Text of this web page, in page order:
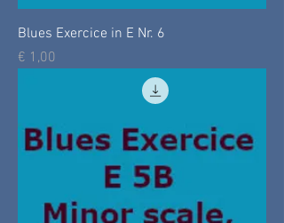
Blues Exercice in E Nr. 6
Prijs
€ 1,00